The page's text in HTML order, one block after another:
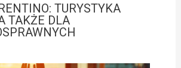
TURYSTYKA
TAKŻE DLA